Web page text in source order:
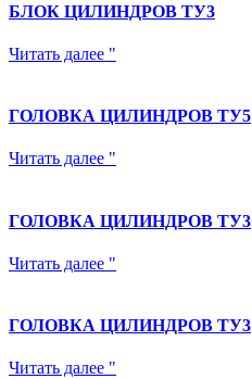
БЛОК ЦИЛИНДРОВ ТУ3
Читать далее "
ГОЛОВКА ЦИЛИНДРОВ ТУ5
Читать далее "
ГОЛОВКА ЦИЛИНДРОВ ТУ3
Читать далее "
ГОЛОВКА ЦИЛИНДРОВ ТУ3
Читать далее "